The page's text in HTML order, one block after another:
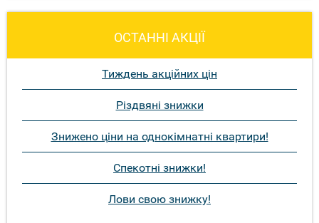
ОСТАННІ АКЦІЇ
Тиждень акційних цін
Різдвяні знижки
Знижено ціни на однокімнатні квартири!
Спекотні знижки!
Лови свою знижку!